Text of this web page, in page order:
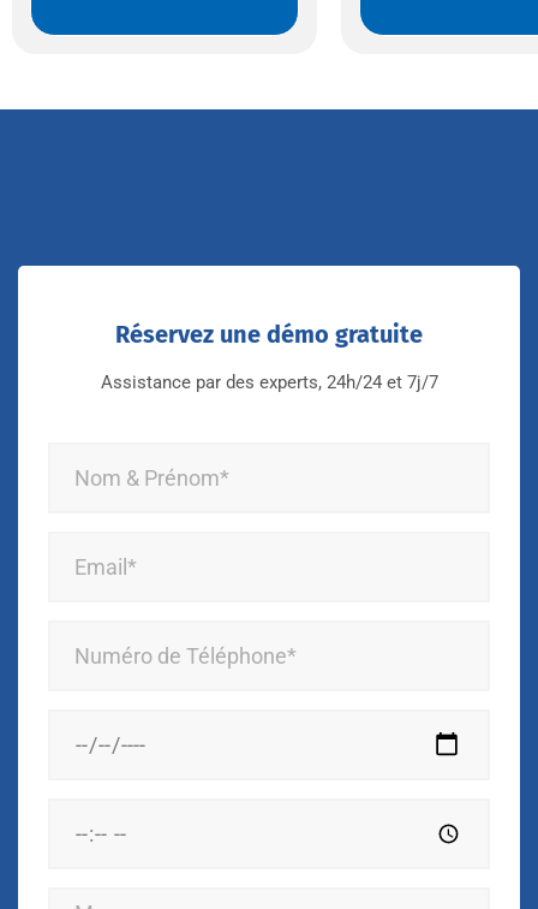
Réservez une démo gratuite
Assistance par des experts, 24h/24 et 7j/7